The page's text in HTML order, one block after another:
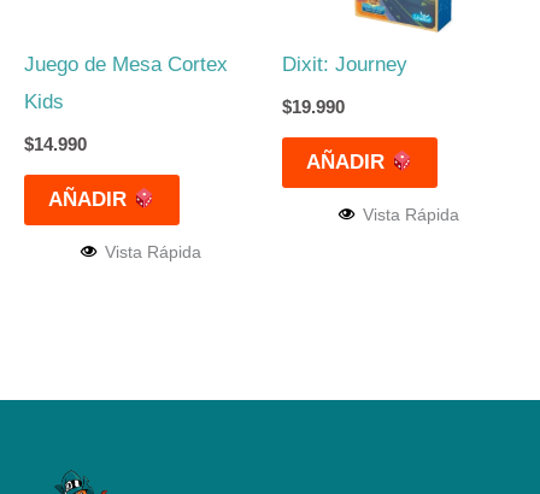
Juego de Mesa Cortex
Kids
$14.990
AÑADIR
Vista Rápida
Dixit: Journey
$19.990
AÑADIR
Vista Rápida